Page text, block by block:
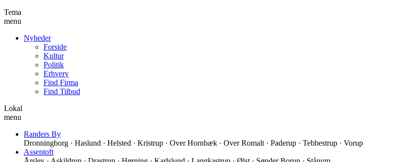
Tema
menu
Nyheder
Forside
Kultur
Politik
Erhverv
Find Firma
Find Tilbud
Lokal
menu
Randers By
Dronningborg · Haslund · Helsted · Kristrup · Over Hornbæk · Over Romalt · Paderup · Tebbestrup · Vorup
Assentoft